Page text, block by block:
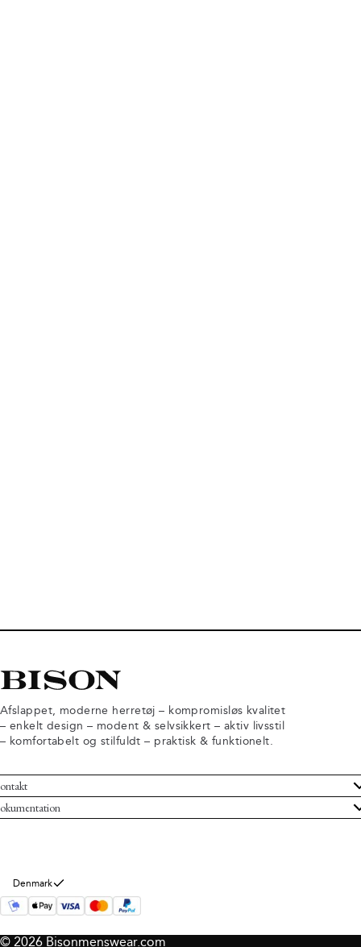
Afslappet, moderne herretøj – kompromisløs kvalitet
– enkelt design – modent & selvsikkert – aktiv livsstil
– komfortabelt og stilfuldt – praktisk & funktionelt.
Bisoninformation
Denmark
© 2026 Bisonmenswear.com